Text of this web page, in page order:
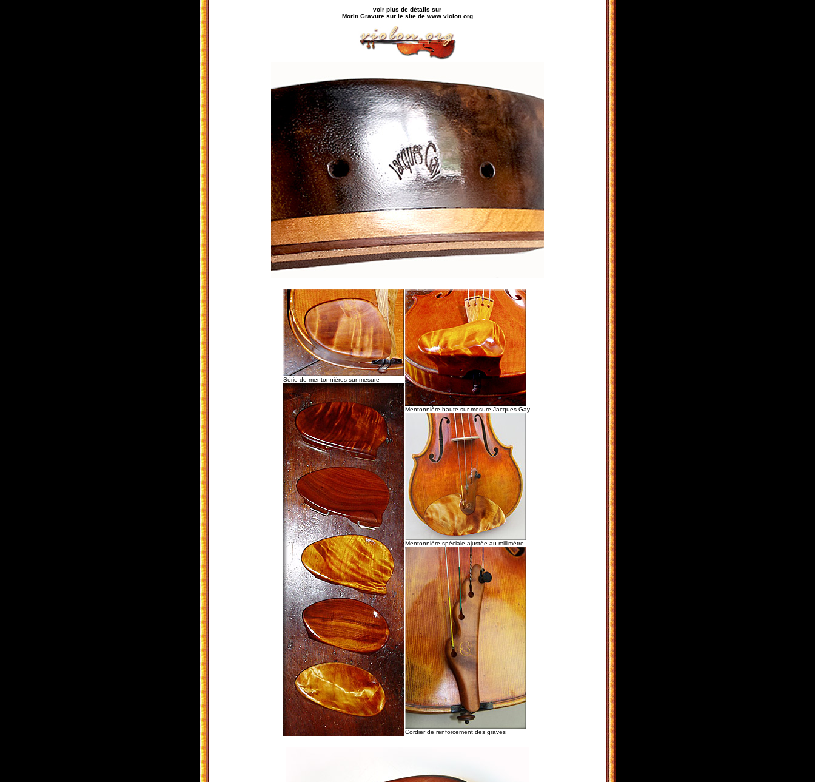
voir plus de détails sur
Morin Gravure sur le site de www.violon.org
Série de mentonnières sur mesure
Mentonnière haute sur mesure Jacques Gay
Mentonnière spéciale ajustée au millimètre
Cordier de renforcement des graves